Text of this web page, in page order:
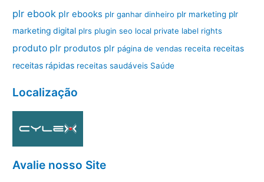
plr ebook plr ebooks plr ganhar dinheiro plr marketing plr
marketing digital plrs plugin seo local private label rights
produto plr produtos plr página de vendas receita receitas
receitas rápidas receitas saudáveis Saúde
Localização
Avalie nosso Site